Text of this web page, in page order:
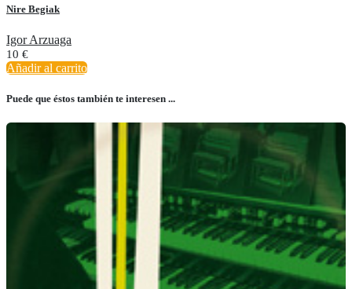
Nire Begiak
Igor Arzuaga
10 €
Añadir al carrito
Puede que éstos también te interesen ...